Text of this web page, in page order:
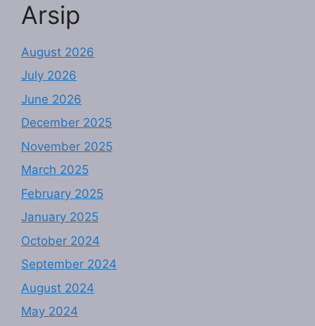
Arsip
August 2026
July 2026
June 2026
December 2025
November 2025
March 2025
February 2025
January 2025
October 2024
September 2024
August 2024
May 2024